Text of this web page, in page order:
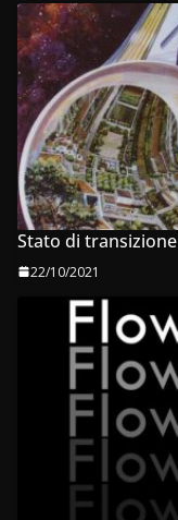
Stato di transizione
22/10/2021